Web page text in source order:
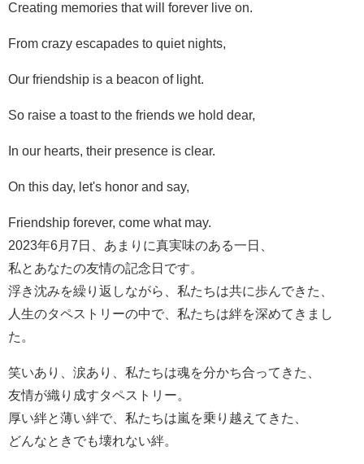
Creating memories that will forever live on.
From crazy escapades to quiet nights,
Our friendship is a beacon of light.
So raise a toast to the friends we hold dear,
In our hearts, their presence is clear.
On this day, let's honor and say,
Friendship forever, come what may.
2023年6月7日、あまりに真実味のある一日、
私とあなたの友情の記念日です。
浮き沈みを繰り返しながら、私たちは共に歩んできた、
人生のタペストリーの中で、私たちは絆を深めてきまし
た。
笑いあり、涙あり、私たちは魂を分かち合ってきた、
友情が織り成すタペストリー。
厚い絆と薄い絆で、私たちは嵐を乗り越えてきた、
どんなときでも壊れない絆。